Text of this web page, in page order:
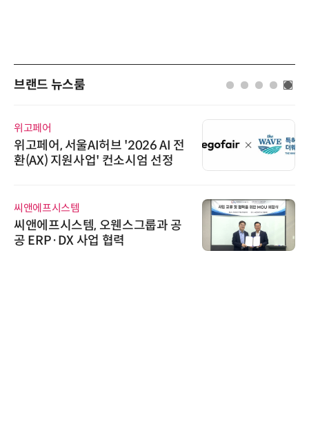
브랜드 뉴스룸
위고페어
위고페어, 서울AI허브 '2026 AI 전
환(AX) 지원사업' 컨소시엄 선정
씨앤에프시스템
씨앤에프시스템, 오웬스그룹과 공
공 ERP·DX 사업 협력